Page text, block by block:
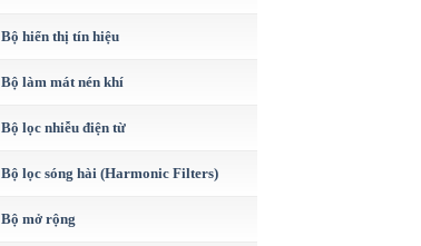
Bộ hiển thị tín hiệu
Bộ làm mát nén khí
Bộ lọc nhiễu điện từ
Bộ lọc sóng hài (Harmonic Filters)
Bộ mở rộng